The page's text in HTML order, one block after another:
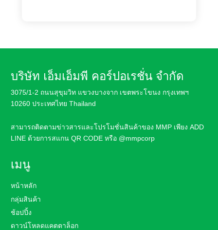
บริษัท เอ็มเอ็มพี คอร์ปอเรชั่น จำกัด
3075/1-2 ถนนสุขุมวิท แขวงบางจาก เขตพระโขนง กรุงเทพฯ
10260 ประเทศไทย Thailand
สามารถติดตามข่าวสารและโปรโมชั่นสินค้าของ MMP เพียง ADD
LINE ด้วยการสแกน QR CODE หรือ @mmpcorp
เมนู
หน้าหลัก
กลุ่มสินค้า
ช้อปปิ้ง
ดาวน์โหลดแคตตาล็อก